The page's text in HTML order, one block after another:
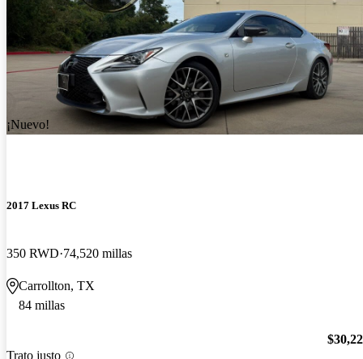
¡Nuevo!
2017 Lexus RC
350 RWD 74,520 millas
Carrollton, TX
84 millas
Trato justo